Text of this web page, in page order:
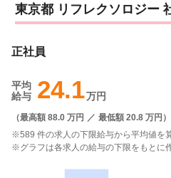
東京都 リフレクソロジー
正社員
平均
給与 24.1万円
（最高額 88.0 万円 ／ 最低額 20.8 万円 ）
※589 件の求人の下限給与から平均値を
※グラフは各求人の給与の下限をもとに